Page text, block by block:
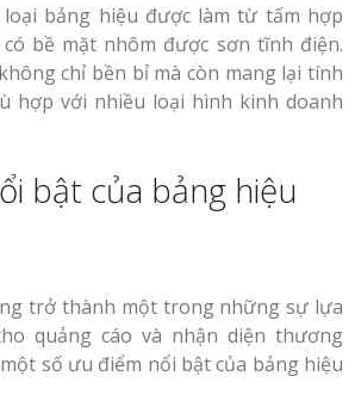
bảng hiệu được làm từ tấm hợp
bề mặt nhôm được sơn tĩnh điện.
chỉ bền bỉ mà còn mang lại tính
hợp với nhiều loại hình kinh doanh
bật của bảng hiệu
trở thành một trong những sự lựa
quảng cáo và nhận diện thương
số ưu điểm nổi bật của bảng hiệu